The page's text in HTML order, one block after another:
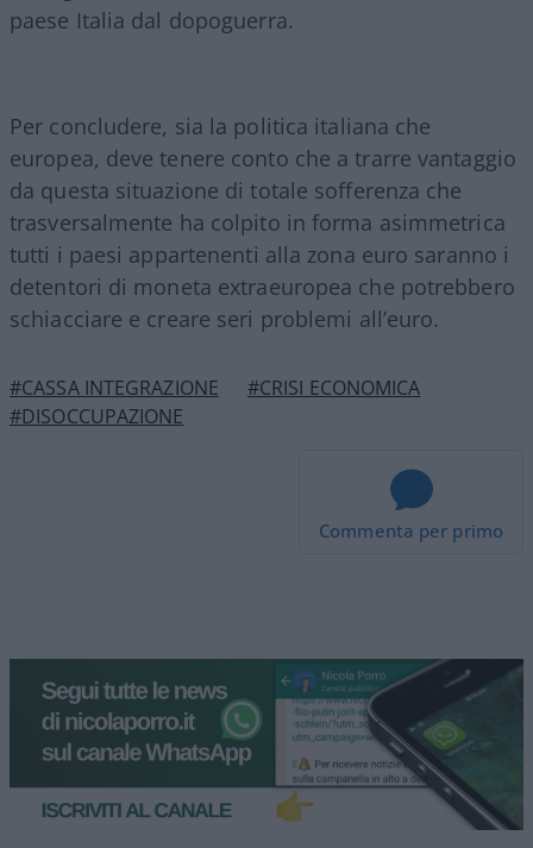
paese Italia dal dopoguerra.
Per concludere, sia la politica italiana che
europea, deve tenere conto che a trarre vantaggio
da questa situazione di totale sofferenza che
trasversalmente ha colpito in forma asimmetrica
tutti i paesi appartenenti alla zona euro saranno i
detentori di moneta extraeuropea che potrebbero
schiacciare e creare seri problemi all’euro.
#CASSA INTEGRAZIONE
#CRISI ECONOMICA
#DISOCCUPAZIONE
Commenta per primo